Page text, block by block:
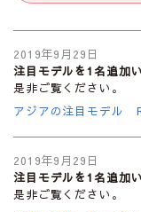
2019年9月29日
注目モデルを1名追加
是非ご覧ください。
アジアの注目モデル
2019年9月29日
注目モデルを1名追加
是非ご覧ください。